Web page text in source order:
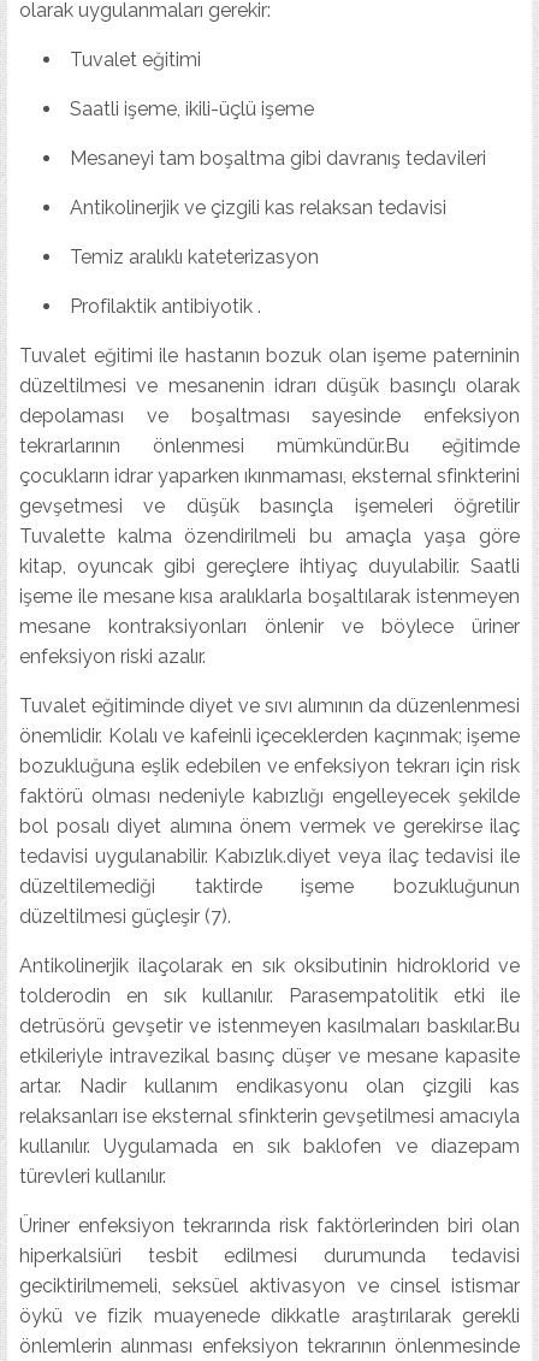
olarak uygulanmaları gerekir:
Tuvalet eğitimi
Saatli işeme, ikili-üçlü işeme
Mesaneyi tam boşaltma gibi davranış tedavileri
Antikolinerjik ve çizgili kas relaksan tedavisi
Temiz aralıklı kateterizasyon
Profilaktik antibiyotik .
Tuvalet eğitimi ile hastanın bozuk olan işeme paterninin
düzeltilmesi ve mesanenin idrarı düşük basınçlı olarak
depolaması ve boşaltması sayesinde enfeksiyon
tekrarlarının önlenmesi mümkündür.Bu eğitimde
çocukların idrar yaparken ıkınmaması, eksternal sfinkterini
gevşetmesi ve düşük basınçla işemeleri öğretilir
Tuvalette kalma özendirilmeli bu amaçla yaşa göre
kitap, oyuncak gibi gereçlere ihtiyaç duyulabilir. Saatli
işeme ile mesane kısa aralıklarla boşaltılarak istenmeyen
mesane kontraksiyonları önlenir ve böylece üriner
enfeksiyon riski azalır.
Tuvalet eğitiminde diyet ve sıvı alımının da düzenlenmesi
önemlidir. Kolalı ve kafeinli içeceklerden kaçınmak; işeme
bozukluğuna eşlik edebilen ve enfeksiyon tekrarı için risk
faktörü olması nedeniyle kabızlığı engelleyecek şekilde
bol posalı diyet alımına önem vermek ve gerekirse ilaç
tedavisi uygulanabilir. Kabızlık.diyet veya ilaç tedavisi ile
düzeltilemediği taktirde işeme bozukluğunun
düzeltilmesi güçleşir (7).
Antikolinerjik ilaçolarak en sık oksibutinin hidroklorid ve
tolderodin en sık kullanılır. Parasempatolitik etki ile
detrüsörü gevşetir ve istenmeyen kasılmaları baskılar.Bu
etkileriyle intravezikal basınç düşer ve mesane kapasite
artar. Nadir kullanım endikasyonu olan çizgili kas
relaksanları ise eksternal sfinkterin gevşetilmesi amacıyla
kullanılır. Uygulamada en sık baklofen ve diazepam
türevleri kullanılır.
Üriner enfeksiyon tekrarında risk faktörlerinden biri olan
hiperkalsiüri tesbit edilmesi durumunda tedavisi
geciktirilmemeli, seksüel aktivasyon ve cinsel istismar
öykü ve fizik muayenede dikkatle araştırılarak gerekli
önlemlerin alınması enfeksiyon tekrarının önlenmesinde